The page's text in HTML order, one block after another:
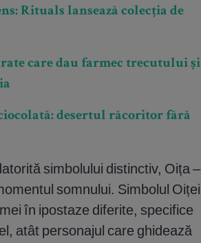
Rituals lansează colecția de
care dau farmec trecutului și
desertul răcoritor fără
simbolului distinctiv, Oița –
somnului. Simbolul Oiței
în ipostaze diferite, specifice
atât personajul care ghidează